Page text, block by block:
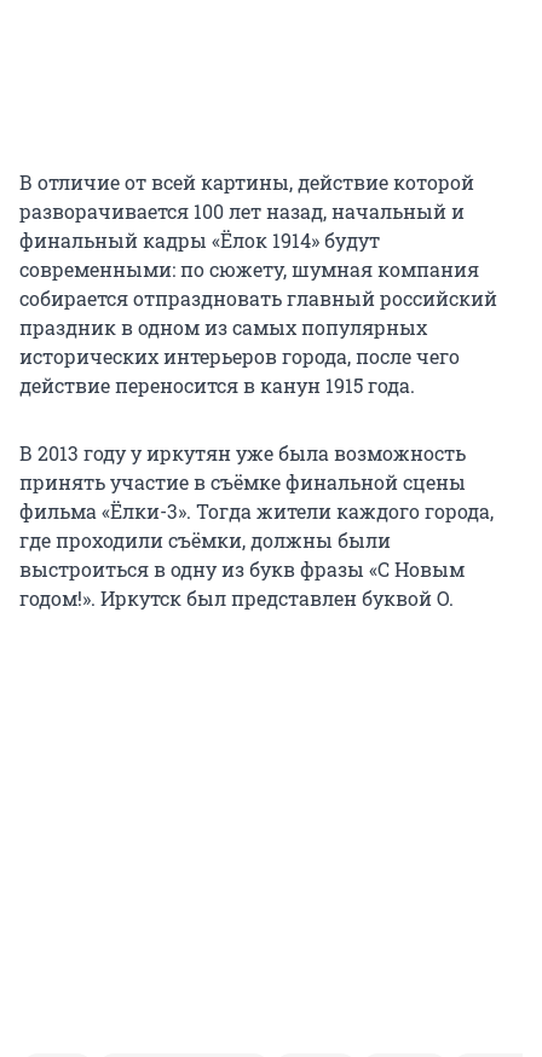
В отличие от всей картины, действие которой
разворачивается 100 лет назад, начальный и
финальный кадры «Ёлок 1914» будут
современными: по сюжету, шумная компания
собирается отпраздновать главный российский
праздник в одном из самых популярных
исторических интерьеров города, после чего
действие переносится в канун 1915 года.
В 2013 году у иркутян уже была возможность
принять участие в съёмке финальной сцены
фильма «Ёлки-3». Тогда жители каждого города,
где проходили съёмки, должны были
выстроиться в одну из букв фразы «С Новым
годом!». Иркутск был представлен буквой О.